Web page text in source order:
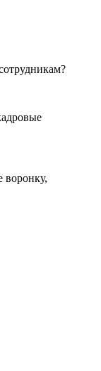
воронку,